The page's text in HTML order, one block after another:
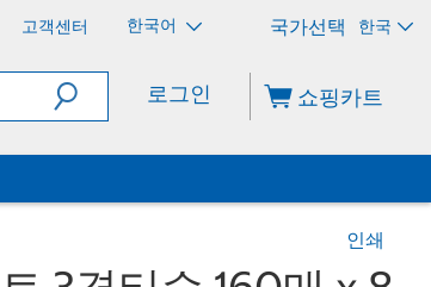
고객센터 한국어 한국
로그인 쇼핑카트
인쇄